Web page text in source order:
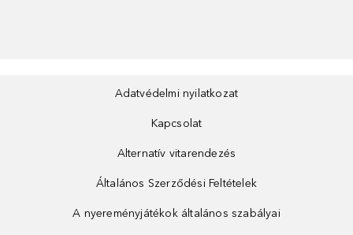
Adatvédelmi nyilatkozat
Kapcsolat
Alternatív vitarendezés
Általános Szerződési Feltételek
A nyereményjátékok általános szabályai